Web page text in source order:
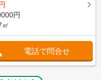
円
電話で問合せ